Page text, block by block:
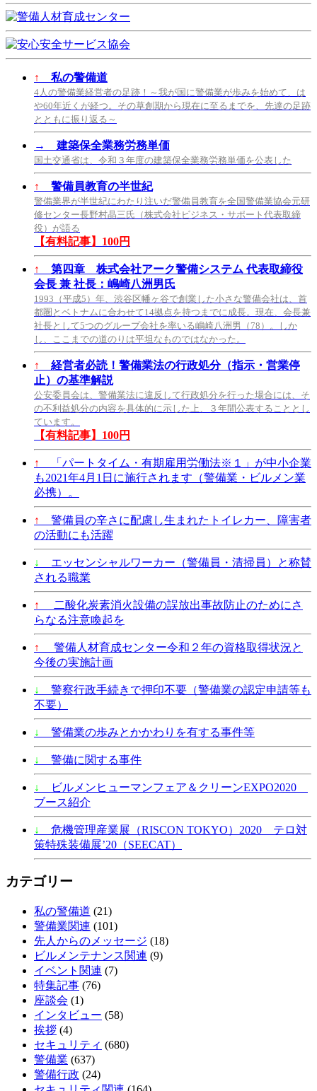
↑ 私の警備道
4人の警備業経営者の足跡！～我が国に警備業が歩みを始めて、は
や60年近くが経つ。その草創期から現在に至るまでを、先達の足跡
とともに振り返る～
→ 建築保全業務労務単価
国土交通省は、令和３年度の建築保全業務労務単価を公表した
↑ 警備員教育の半世紀
警備業界が半世紀にわたり注いだ警備員教育を全国警備業協会元研
修センター長野村晶三氏（株式会社ビジネス・サポート代表取締
役）が語る
【有料記事】100円
↑
第四章 株式会社アーク警備システム 代表取締役
会長 兼 社長：嶋崎八洲男氏
1993（平成5）年、渋谷区幡ヶ谷で創業した小さな警備会社は、首
都圏とベトナムに合わせて14拠点を持つまでに成長。現在、会長兼
社長として5つのグループ会社を率いる嶋崎八洲男（78）。しか
し、ここまでの道のりは平坦なものではなかった。
↑
経営者必読！警備業法の行政処分（指示・営業停
止）の基準解説
公安委員会は、警備業法に違反して行政処分を行った場合には、そ
の不利益処分の内容を具体的に示した上、３年間公表することとし
ています。
【有料記事】100円
↑
「パートタイム・有期雇用労働法※１」が中小企業
も2021年4月1日に施行されます（警備業・ビルメン業
必携）。
↑
警備員の辛さに配慮し生まれたトイレカー、障害者
の活動にも活躍
↓
エッセンシャルワーカー（警備員・清掃員）と称賛
される職業
↑
二酸化炭素消火設備の誤放出事故防止のためにさ
らなる注意喚起を
↑
警備人材育成センター令和２年の資格取得状況と
今後の実施計画
↓
警察行政手続きで押印不要（警備業の認定申請等も
不要）
↓ 警備業の歩みとかかわりを有する事件等
↓ 警備に関する事件
↓
ビルメンヒューマンフェア＆クリーンEXPO2020
ブース紹介
↓
危機管理産業展（RISCON TOKYO）2020 テロ対
策特殊装備展’20（SEECAT）
カテゴリー
私の警備道 (21)
警備業関連 (101)
先人からのメッセージ (18)
ビルメンテナンス関連 (9)
イベント関連 (7)
特集記事 (76)
座談会 (1)
インタビュー (58)
挨拶 (4)
セキュリティ (680)
警備業 (637)
警備行政 (24)